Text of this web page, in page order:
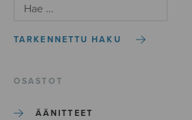
TARKENNETTU HAKU
OSASTOT
ÄÄNITTEET